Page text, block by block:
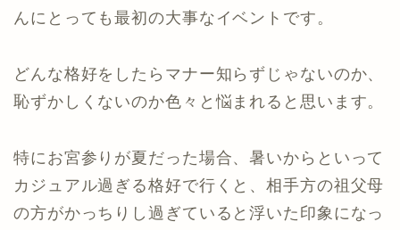
んにとっても最初の大事なイベントです。
どんな格好をしたらマナー知らずじゃないのか、
恥ずかしくないのか色々と悩まれると思います。
特にお宮参りが夏だった場合、暑いからといって
カジュアル過ぎる格好で行くと、相手方の祖父母
の方がかっちりし過ぎていると浮いた印象になっ